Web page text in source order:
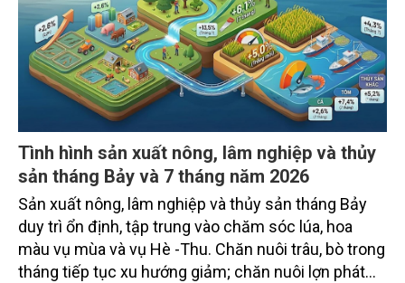
Tình hình sản xuất nông, lâm nghiệp và thủy
sản tháng Bảy và 7 tháng năm 2026
Sản xuất nông, lâm nghiệp và thủy sản tháng Bảy
duy trì ổn định, tập trung vào chăm sóc lúa, hoa
màu vụ mùa và vụ Hè -Thu. Chăn nuôi trâu, bò trong
tháng tiếp tục xu hướng giảm; chăn nuôi lợn phát